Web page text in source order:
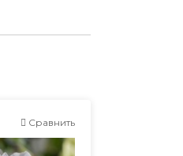
Сравнить